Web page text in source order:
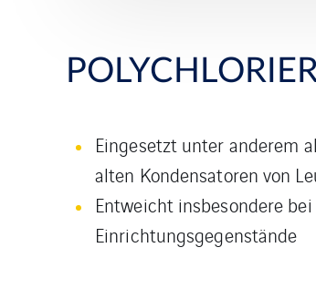
Eingesetzt unter anderem
alten Kondensatoren von
Entweicht insbesondere
Einrichtungsgegenstände